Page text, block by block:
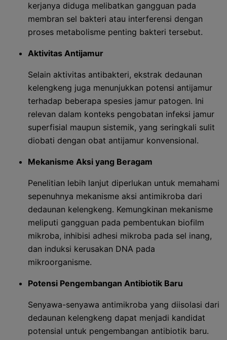
kerjanya diduga melibatkan gangguan pada
membran sel bakteri atau interferensi dengan
proses metabolisme penting bakteri tersebut.
Aktivitas Antijamur
Selain aktivitas antibakteri, ekstrak dedaunan
kelengkeng juga menunjukkan potensi antijamur
terhadap beberapa spesies jamur patogen. Ini
relevan dalam konteks pengobatan infeksi jamur
superfisial maupun sistemik, yang seringkali sulit
diobati dengan obat antijamur konvensional.
Mekanisme Aksi yang Beragam
Penelitian lebih lanjut diperlukan untuk memahami
sepenuhnya mekanisme aksi antimikroba dari
dedaunan kelengkeng. Kemungkinan mekanisme
meliputi gangguan pada pembentukan biofilm
mikroba, inhibisi adhesi mikroba pada sel inang,
dan induksi kerusakan DNA pada
mikroorganisme.
Potensi Pengembangan Antibiotik Baru
Senyawa-senyawa antimikroba yang diisolasi dari
dedaunan kelengkeng dapat menjadi kandidat
potensial untuk pengembangan antibiotik baru.